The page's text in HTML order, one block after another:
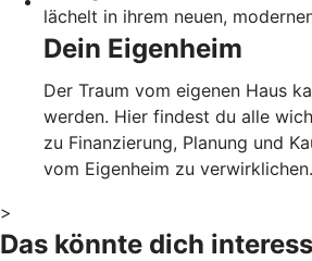
Dein Eigenheim
Der Traum vom eigenen Haus
werden. Hier findest du alle
zu Finanzierung, Planung und
vom Eigenheim zu verwirklichen.
>
Das könnte dich